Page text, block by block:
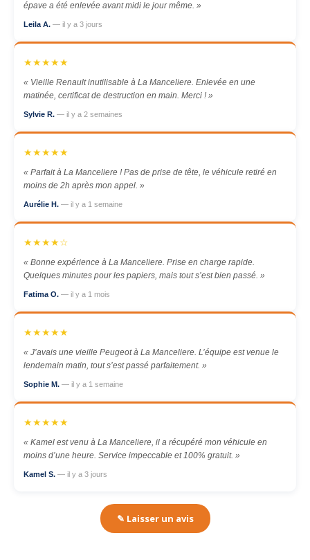
épave a été enlevée avant midi le jour même. »
Leila A. — il y a 3 jours
★★★★★
« Vieille Renault inutilisable à La Manceliere. Enlevée en une
matinée, certificat de destruction en main. Merci ! »
Sylvie R. — il y a 2 semaines
★★★★★
« Parfait à La Manceliere ! Pas de prise de tête, le véhicule retiré en
moins de 2h après mon appel. »
Aurélie H. — il y a 1 semaine
★★★★☆
« Bonne expérience à La Manceliere. Prise en charge rapide.
Quelques minutes pour les papiers, mais tout s’est bien passé. »
Fatima O. — il y a 1 mois
★★★★★
« J’avais une vieille Peugeot à La Manceliere. L’équipe est venue le
lendemain matin, tout s’est passé parfaitement. »
Sophie M. — il y a 1 semaine
★★★★★
« Kamel est venu à La Manceliere, il a récupéré mon véhicule en
moins d’une heure. Service impeccable et 100% gratuit. »
Kamel S. — il y a 3 jours
✎ Laisser un avis